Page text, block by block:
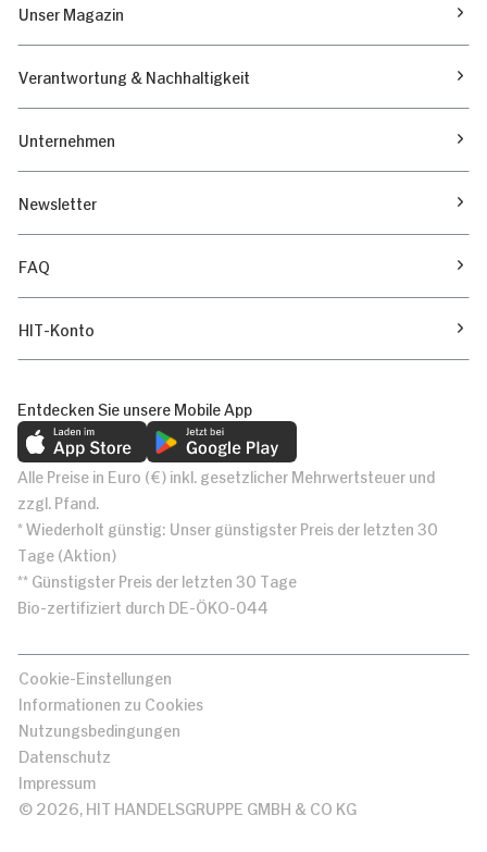
Unser Magazin
Verantwortung & Nachhaltigkeit
Unternehmen
Newsletter
FAQ
HIT-Konto
Entdecken Sie unsere Mobile App
Alle Preise in Euro (€) inkl. gesetzlicher Mehrwertsteuer und
zzgl. Pfand.
* Wiederholt günstig: Unser günstigster Preis der letzten 30
Tage (Aktion)
** Günstigster Preis der letzten 30 Tage
Bio-zertifiziert durch DE-ÖKO-044
Cookie-Einstellungen
Informationen zu Cookies
Nutzungsbedingungen
Datenschutz
Impressum
© 2026, HIT HANDELSGRUPPE GMBH & CO KG